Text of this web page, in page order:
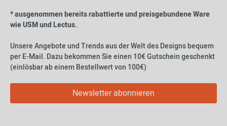
* ausgenommen bereits rabattierte und preisgebundene Ware
wie USM und Lectus.
Unsere Angebote und Trends aus der Welt des Designs bequem
per E-Mail. Dazu bekommen Sie einen 10€ Gutschein geschenkt
(einlösbar ab einem Bestellwert von 100€)
Newsletter abonnieren